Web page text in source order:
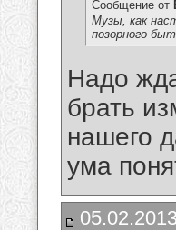
Сообщение от
Музы, как
позорного
Надо
брать
нашего
ума